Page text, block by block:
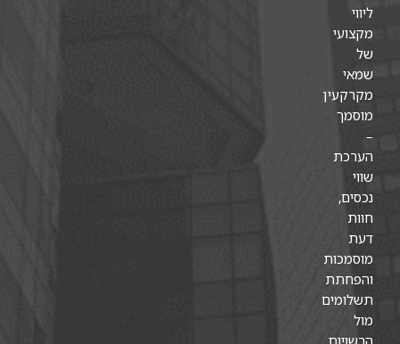
ליווי
מקצועי
של
שמאי
מקרקעין
מוסמך
–
הערכת
שווי
נכסים,
חוות
דעת
מוסמכות
והפחתת
תשלומים
מול
הרשויות,